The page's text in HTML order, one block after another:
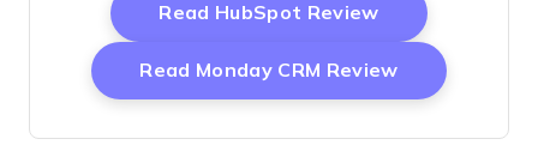
Read HubSpot ReviewOpens New
Read Monday CRM ReviewOpens New